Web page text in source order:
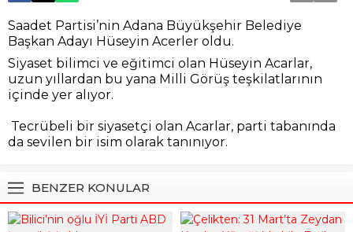
Saadet Partisi’nin Adana Büyükşehir Belediye
Başkan Adayı Hüseyin Acerler oldu.
Siyaset bilimci ve eğitimci olan Hüseyin Acarlar,
uzun yıllardan bu yana Milli Görüş teşkilatlarının
içinde yer alıyor.
Tecrübeli bir siyasetçi olan Acarlar, parti tabanında
da sevilen bir isim olarak tanınıyor.
BENZER KONULAR